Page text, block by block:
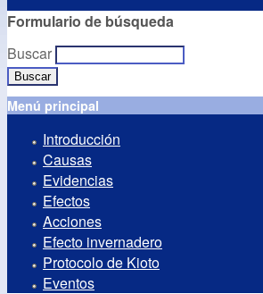
Formulario de búsqueda
Buscar
Menú principal
Introducción
Causas
Evidencias
Efectos
Acciones
Efecto invernadero
Protocolo de Kioto
Eventos